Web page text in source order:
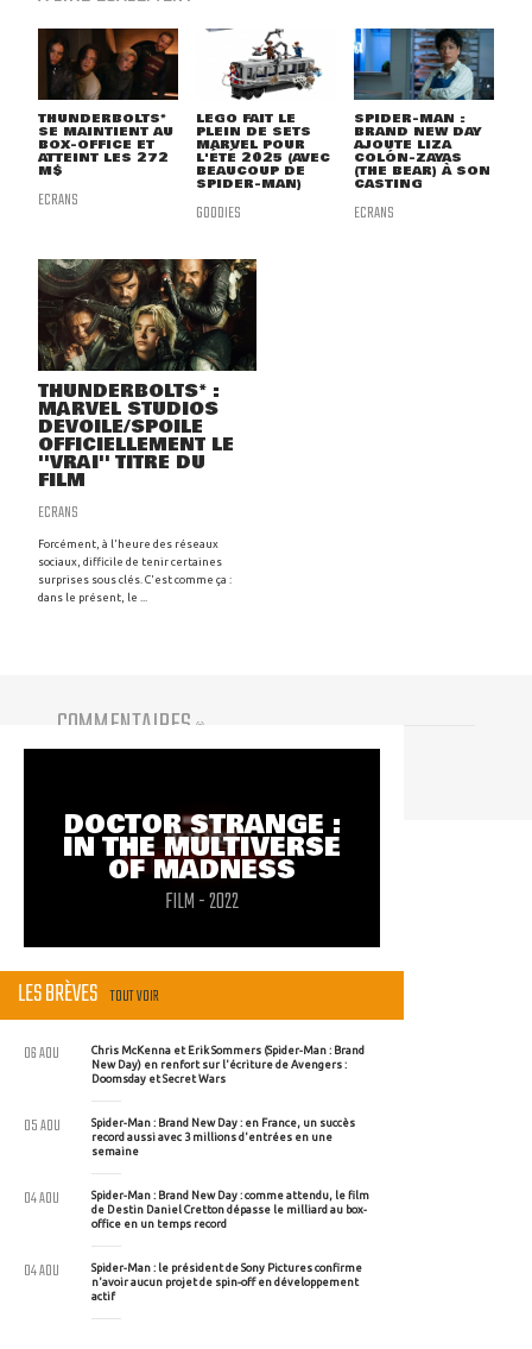
THUNDERBOLTS*
SE MAINTIENT AU
BOX-OFFICE ET
ATTEINT LES 272
M$
ECRANS
LEGO FAIT LE
PLEIN DE SETS
MARVEL POUR
L'ÉTÉ 2025 (AVEC
BEAUCOUP DE
SPIDER-MAN)
GOODIES
SPIDER-MAN :
BRAND NEW DAY
AJOUTE LIZA
COLÓN-ZAYAS
(THE BEAR) À SON
CASTING
ECRANS
THUNDERBOLTS* :
MARVEL STUDIOS
DÉVOILE/SPOILE
OFFICIELLEMENT LE
''VRAI'' TITRE DU
FILM
ECRANS
Forcément, à l'heure des réseaux
sociaux, difficile de tenir certaines
surprises sous clés. C'est comme ça :
dans le présent, le ...
COMMENTAIRES (0)
DOCTOR STRANGE :
IN THE MULTIVERSE
OF MADNESS
FILM - 2022
LES BRÈVES TOUT VOIR
Chris McKenna et Erik Sommers (Spider-Man : Brand
New Day) en renfort sur l'écriture de Avengers :
Doomsday et Secret Wars
06 AOU
Spider-Man : Brand New Day : en France, un succès
record aussi avec 3 millions d'entrées en une
semaine
05 AOU
Spider-Man : Brand New Day : comme attendu, le film
de Destin Daniel Cretton dépasse le milliard au box-
office en un temps record
04 AOU
Spider-Man : le président de Sony Pictures confirme
n'avoir aucun projet de spin-off en développement
actif
04 AOU